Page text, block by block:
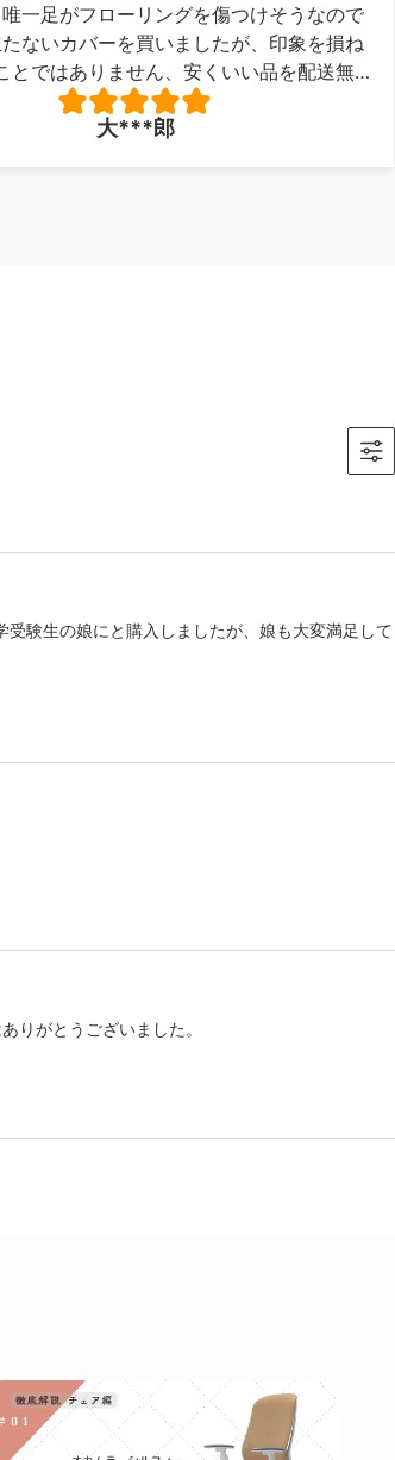
一足がフローリングを傷つけそうなので
ないカバーを買いましたが、印象を損ね
とではありません、安くいい品を配送無
した。写真が下手で申し訳ありません。
大***郎
験生の娘にと購入しましたが、娘も大変満足して
りがとうございました。